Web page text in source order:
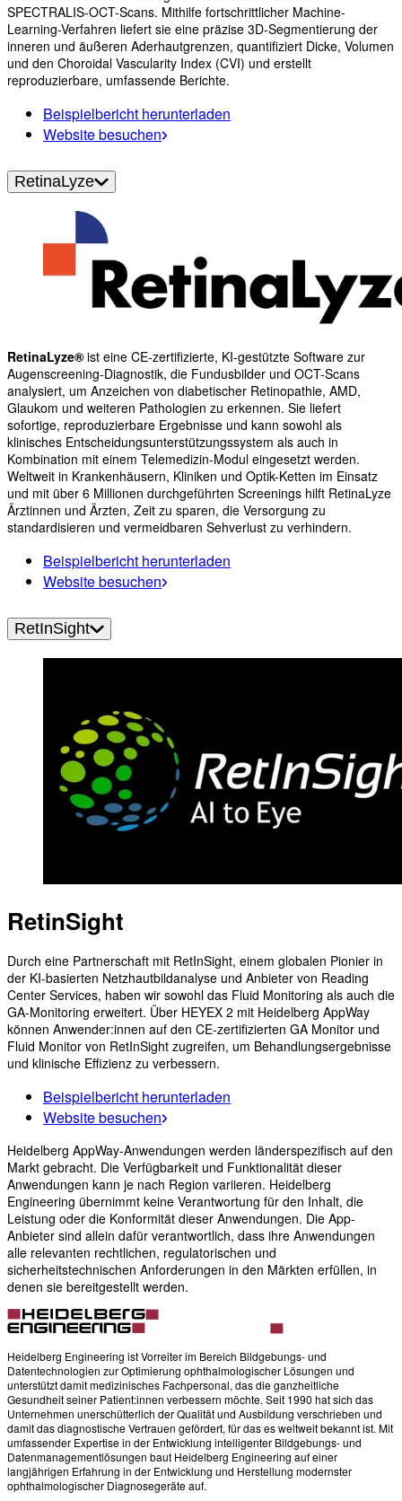
SPECTRALIS-OCT-Scans. Mithilfe fortschrittlicher Machine-
Learning-Verfahren liefert sie eine präzise 3D-Segmentierung der
inneren und äußeren Aderhautgrenzen, quantifiziert Dicke, Volumen
und den Choroidal Vascularity Index (CVI) und erstellt
reproduzierbare, umfassende Berichte.
Beispielbericht herunterladen
Website besuchen
RetinaLyze
RetinaLyze® ist eine CE-zertifizierte, KI-gestützte Software zur
Augenscreening-Diagnostik, die Fundusbilder und OCT-Scans
analysiert, um Anzeichen von diabetischer Retinopathie, AMD,
Glaukom und weiteren Pathologien zu erkennen. Sie liefert
sofortige, reproduzierbare Ergebnisse und kann sowohl als
klinisches Entscheidungsunterstützungssystem als auch in
Kombination mit einem Telemedizin-Modul eingesetzt werden.
Weltweit in Krankenhäusern, Kliniken und Optik-Ketten im Einsatz
und mit über 6 Millionen durchgeführten Screenings hilft RetinaLyze
Ärztinnen und Ärzten, Zeit zu sparen, die Versorgung zu
standardisieren und vermeidbaren Sehverlust zu verhindern.
Beispielbericht herunterladen
Website besuchen
RetInSight
RetinSight
Durch eine Partnerschaft mit RetInSight, einem globalen Pionier in
der KI-basierten Netzhautbildanalyse und Anbieter von Reading
Center Services, haben wir sowohl das Fluid Monitoring als auch die
GA-Monitoring erweitert. Über HEYEX 2 mit Heidelberg AppWay
können Anwender:innen auf den CE-zertifizierten GA Monitor und
Fluid Monitor von RetInSight zugreifen, um Behandlungsergebnisse
und klinische Effizienz zu verbessern.
Beispielbericht herunterladen
Website besuchen
Heidelberg AppWay-Anwendungen werden länderspezifisch auf den
Markt gebracht. Die Verfügbarkeit und Funktionalität dieser
Anwendungen kann je nach Region variieren. Heidelberg
Engineering übernimmt keine Verantwortung für den Inhalt, die
Leistung oder die Konformität dieser Anwendungen. Die App-
Anbieter sind allein dafür verantwortlich, dass ihre Anwendungen
alle relevanten rechtlichen, regulatorischen und
sicherheitstechnischen Anforderungen in den Märkten erfüllen, in
denen sie bereitgestellt werden.
Heidelberg Engineering ist Vorreiter im Bereich Bildgebungs- und
Datentechnologien zur Optimierung ophthalmologischer Lösungen und
unterstützt damit medizinisches Fachpersonal, das die ganzheitliche
Gesundheit seiner Patient:innen verbessern möchte. Seit 1990 hat sich das
Unternehmen unerschütterlich der Qualität und Ausbildung verschrieben und
damit das diagnostische Vertrauen gefördert, für das es weltweit bekannt ist. Mit
umfassender Expertise in der Entwicklung intelligenter Bildgebungs- und
Datenmanagementlösungen baut Heidelberg Engineering auf einer
langjährigen Erfahrung in der Entwicklung und Herstellung modernster
ophthalmologischer Diagnosegeräte auf.